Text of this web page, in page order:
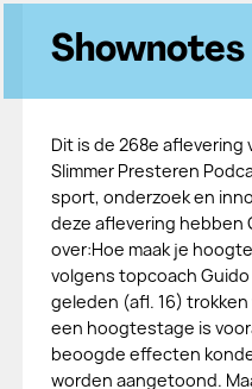
Shownotes
Dit is de 268e aflevering
Slimmer Presteren
sport, onderzoek en
deze aflevering hebben
over:Hoe maak je
volgens topcoach Guido
geleden (afl. 16)
een hoogtestage is
beoogde effecten
worden aangetoond.